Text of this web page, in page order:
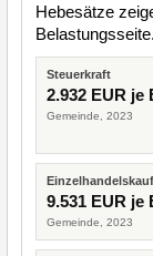
Hebesätze
Belastungsseite.
Steuerkraft
2.932 EUR je
Gemeinde, 2023
9.531 EUR je
Gemeinde, 2023